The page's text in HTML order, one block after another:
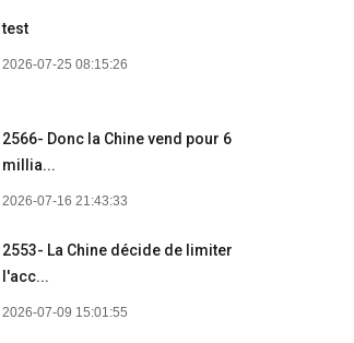
test
2026-07-25 08:15:26
2566- Donc la Chine vend pour 6
millia...
2026-07-16 21:43:33
2553- La Chine décide de limiter
l'acc...
2026-07-09 15:01:55